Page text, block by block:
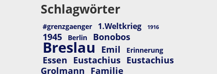
Schlagwörter
#grenzgaenger 1.Weltkrieg 1916
1945 Berlin Bonobos
Breslau Emil Erinnerung
Essen Eustachius Eustachius
Grolmann Familie